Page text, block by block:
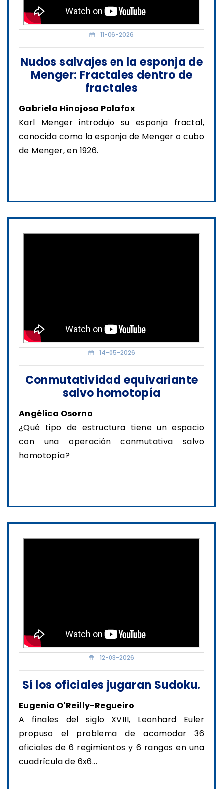
11-06-2026
Nudos salvajes en la esponja de
Menger: Fractales dentro de
fractales
Gabriela Hinojosa Palafox
Karl Menger introdujo su esponja fractal,
conocida como la esponja de Menger o cubo
de Menger, en 1926.
14-05-2026
Conmutatividad equivariante
salvo homotopía
Angélica Osorno
¿Qué tipo de estructura tiene un espacio
con una operación conmutativa salvo
homotopía?
12-03-2026
Si los oficiales jugaran Sudoku.
Eugenia O'Reilly-Regueiro
A finales del siglo XVIII, Leonhard Euler
propuso el problema de acomodar 36
oficiales de 6 regimientos y 6 rangos en una
cuadrícula de 6x6...